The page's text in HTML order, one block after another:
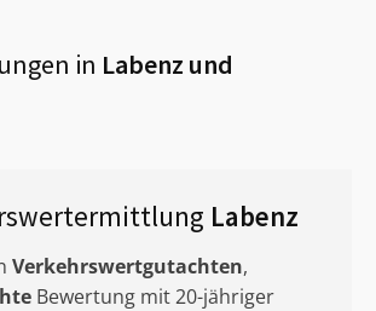
in Labenz und
Labenz
Verkehrswertgutachten,
Bewertung mit 20-jähriger